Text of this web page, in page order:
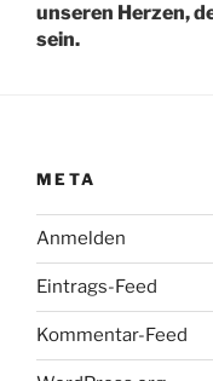
unseren Herzen,
sein.
META
Anmelden
Eintrags-Feed
Kommentar-Feed